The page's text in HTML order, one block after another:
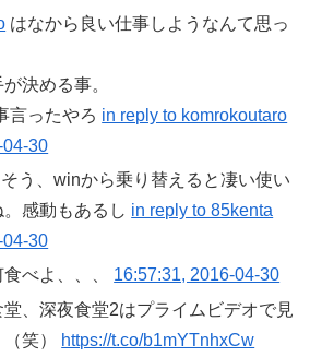
はなから良い仕事しようなんて思っ
決める事。
言ったやろ in reply to komrokoutaro
30
う、winから乗り替えると凄い使い
感動もあるし in reply to 85kenta
04-30
べよ、、、 16:57:31, 2016-04-30
、深夜食堂2はプライムビデオで見
笑）
https://t.co/b1mYTnhxCw